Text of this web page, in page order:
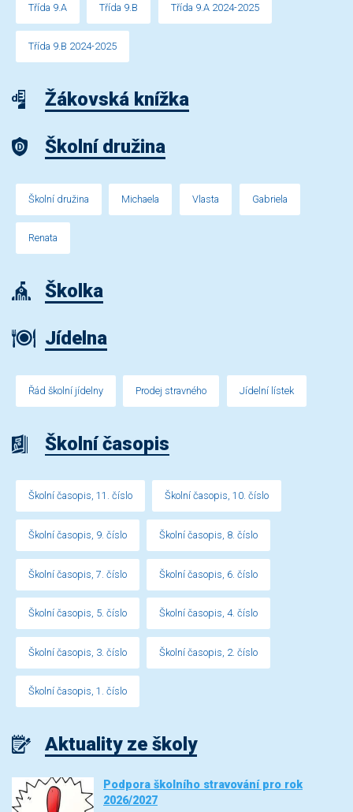
Třída 9.A Třída 9.B Třída 9.A 2024-2025
Třída 9.B 2024-2025
Žákovská knížka
Školní družina
Školní družina Michaela Vlasta Gabriela
Renata
Školka
Jídelna
Řád školní jídelny Prodej stravného Jídelní lístek
Školní časopis
Školní časopis, 11. číslo Školní časopis, 10. číslo
Školní časopis, 9. číslo Školní časopis, 8. číslo
Školní časopis, 7. číslo Školní časopis, 6. číslo
Školní časopis, 5. číslo Školní časopis, 4. číslo
Školní časopis, 3. číslo Školní časopis, 2. číslo
Školní časopis, 1. číslo
Aktuality ze školy
Podpora školního stravování pro rok
2026/2027